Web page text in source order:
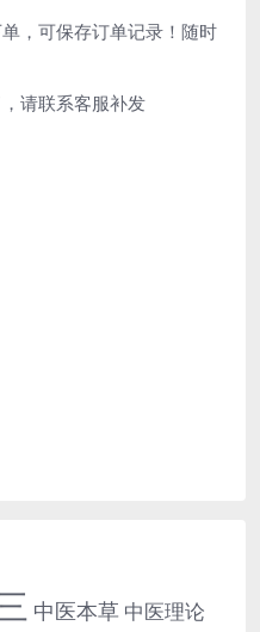
，可保存订单记录！随时
请联系客服补发
中医本草 中医理论